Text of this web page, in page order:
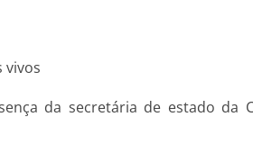
vivos
da secretária de estado da